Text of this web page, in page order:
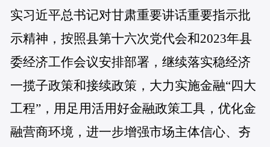
实习近平总书记对甘肃重要讲话重要指示批
示精神，按照县第十六次党代会和2023年县
委经济工作会议安排部署，继续落实稳经济
一揽子政策和接续政策，大力实施金融“四大
工程”，用足用活用好金融政策工具，优化金
融营商环境，进一步增强市场主体信心、夯